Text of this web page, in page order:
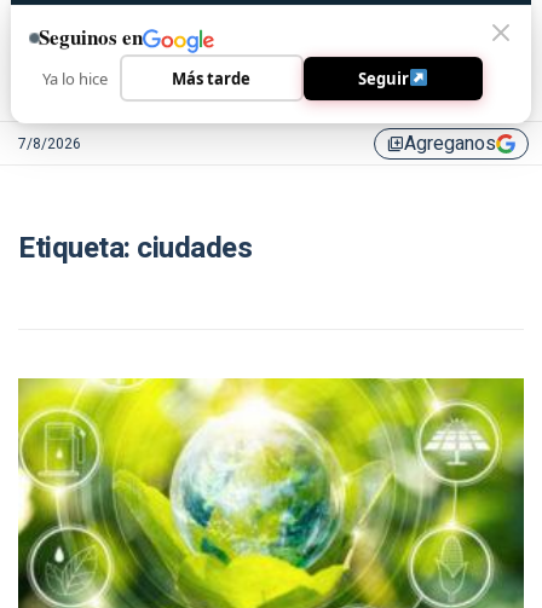
7/8/2026 library_addAgreganos
Etiqueta: ciudades
Seguinos en
Ya lo hice Más tarde Seguir